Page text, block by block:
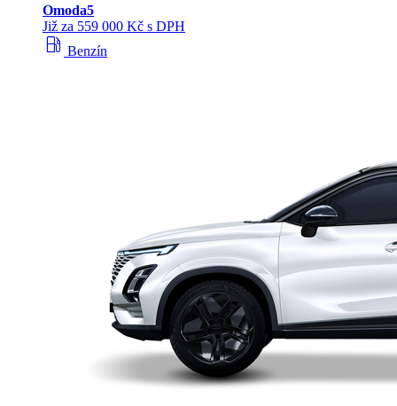
Omoda5
Již za 559 000 Kč s DPH
local_gas_station Benzín